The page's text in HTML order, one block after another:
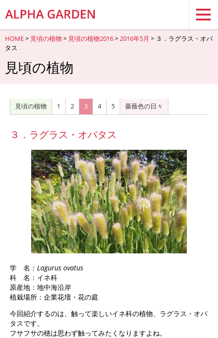
HOME> 見頃の植物 > 見頃の植物2016>2016年5月 > ３．ラグラス・オバ
タス
見頃の植物
見頃の植物 1 2 3 4 5 薔薇色の日々
３．ラグラス・オバタス
学 名： Lagurus ovatus
科 名：イネ科
原産地：地中海沿岸
植栽場所：企業花壇・花の庭
今回紹介するのは、触って楽しいイネ科の植物、ラグラス・オバ
タスです。
フサフサの穂は思わず触ってみたくなりますよね。